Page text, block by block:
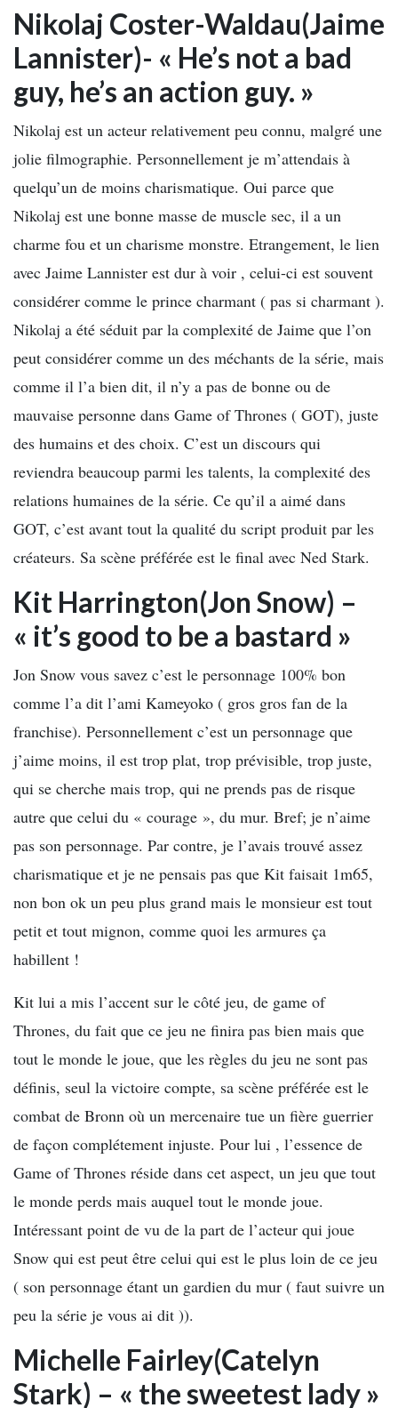
Nikolaj Coster-Waldau(Jaime
Lannister)- « He’s not a bad
guy, he’s an action guy. »
Nikolaj est un acteur relativement peu connu, malgré une
jolie filmographie. Personnellement je m’attendais à
quelqu’un de moins charismatique. Oui parce que
Nikolaj est une bonne masse de muscle sec, il a un
charme fou et un charisme monstre. Etrangement, le lien
avec Jaime Lannister est dur à voir , celui-ci est souvent
considérer comme le prince charmant ( pas si charmant ).
Nikolaj a été séduit par la complexité de Jaime que l’on
peut considérer comme un des méchants de la série, mais
comme il l’a bien dit, il n’y a pas de bonne ou de
mauvaise personne dans Game of Thrones ( GOT), juste
des humains et des choix. C’est un discours qui
reviendra beaucoup parmi les talents, la complexité des
relations humaines de la série. Ce qu’il a aimé dans
GOT, c’est avant tout la qualité du script produit par les
créateurs. Sa scène préférée est le final avec Ned Stark.
Kit Harrington(Jon Snow) –
« it’s good to be a bastard »
Jon Snow vous savez c’est le personnage 100% bon
comme l’a dit l’ami Kameyoko ( gros gros fan de la
franchise). Personnellement c’est un personnage que
j’aime moins, il est trop plat, trop prévisible, trop juste,
qui se cherche mais trop, qui ne prends pas de risque
autre que celui du « courage », du mur. Bref; je n’aime
pas son personnage. Par contre, je l’avais trouvé assez
charismatique et je ne pensais pas que Kit faisait 1m65,
non bon ok un peu plus grand mais le monsieur est tout
petit et tout mignon, comme quoi les armures ça
habillent !
Kit lui a mis l’accent sur le côté jeu, de game of
Thrones, du fait que ce jeu ne finira pas bien mais que
tout le monde le joue, que les règles du jeu ne sont pas
définis, seul la victoire compte, sa scène préférée est le
combat de Bronn où un mercenaire tue un fière guerrier
de façon complétement injuste. Pour lui , l’essence de
Game of Thrones réside dans cet aspect, un jeu que tout
le monde perds mais auquel tout le monde joue.
Intéressant point de vu de la part de l’acteur qui joue
Snow qui est peut être celui qui est le plus loin de ce jeu
( son personnage étant un gardien du mur ( faut suivre un
peu la série je vous ai dit )).
Michelle Fairley(Catelyn
Stark) – « the sweetest lady »